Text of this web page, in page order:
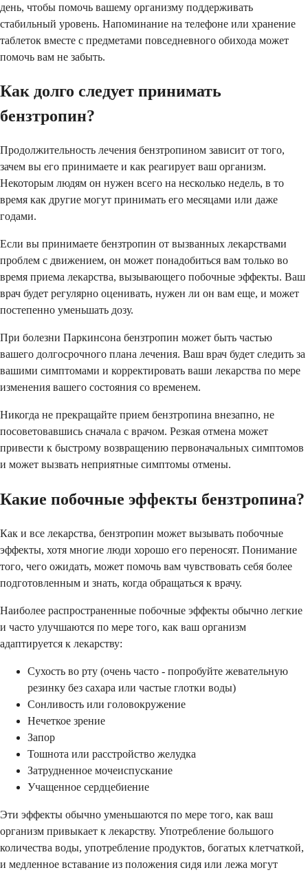
день, чтобы помочь вашему организму поддерживать
стабильный уровень. Напоминание на телефоне или хранение
таблеток вместе с предметами повседневного обихода может
помочь вам не забыть.
Как долго следует принимать
бензтропин?
Продолжительность лечения бензтропином зависит от того,
зачем вы его принимаете и как реагирует ваш организм.
Некоторым людям он нужен всего на несколько недель, в то
время как другие могут принимать его месяцами или даже
годами.
Если вы принимаете бензтропин от вызванных лекарствами
проблем с движением, он может понадобиться вам только во
время приема лекарства, вызывающего побочные эффекты. Ваш
врач будет регулярно оценивать, нужен ли он вам еще, и может
постепенно уменьшать дозу.
При болезни Паркинсона бензтропин может быть частью
вашего долгосрочного плана лечения. Ваш врач будет следить за
вашими симптомами и корректировать ваши лекарства по мере
изменения вашего состояния со временем.
Никогда не прекращайте прием бензтропина внезапно, не
посоветовавшись сначала с врачом. Резкая отмена может
привести к быстрому возвращению первоначальных симптомов
и может вызвать неприятные симптомы отмены.
Какие побочные эффекты бензтропина?
Как и все лекарства, бензтропин может вызывать побочные
эффекты, хотя многие люди хорошо его переносят. Понимание
того, чего ожидать, может помочь вам чувствовать себя более
подготовленным и знать, когда обращаться к врачу.
Наиболее распространенные побочные эффекты обычно легкие
и часто улучшаются по мере того, как ваш организм
адаптируется к лекарству:
Сухость во рту (очень часто - попробуйте жевательную
резинку без сахара или частые глотки воды)
Сонливость или головокружение
Нечеткое зрение
Запор
Тошнота или расстройство желудка
Затрудненное мочеиспускание
Учащенное сердцебиение
Эти эффекты обычно уменьшаются по мере того, как ваш
организм привыкает к лекарству. Употребление большого
количества воды, употребление продуктов, богатых клетчаткой,
и медленное вставание из положения сидя или лежа могут